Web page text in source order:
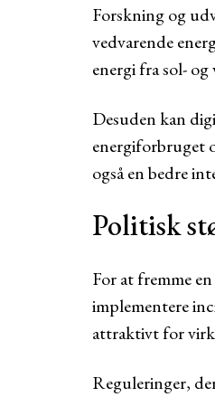
Forskning og
vedvarende
energi fra sol-
Desuden kan
energiforbruget
også en bedre
Politisk
For at fremme
implementere
attraktivt for
Reguleringer,